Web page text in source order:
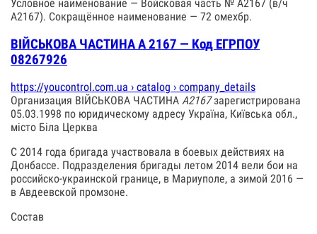
Условное наименование — Войсковая часть № А2167 (в/ч
А2167). Сокращённое наименование — 72 омехбр.
ВІЙСЬКОВА ЧАСТИНА А 2167 — Код ЕГРПОУ
08267926
https://youcontrol.com.ua › catalog › company_details
Организация ВІЙСЬКОВА ЧАСТИНА А2167зарегистрирована
05.03.1998 по юридическому адресу Україна, Київська обл.,
місто Біла Церква
С 2014 года бригада участвовала в боевых действиях на
Донбассе. Подразделения бригады летом 2014 вели бои на
российско-украинской границе, в Мариуполе, а зимой 2016 —
в Авдеевской промзоне.
Состав